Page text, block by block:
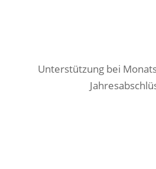
Unterstützung bei